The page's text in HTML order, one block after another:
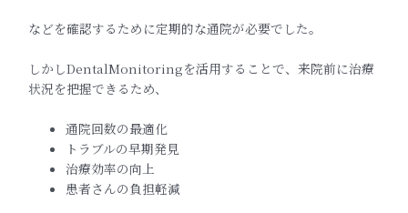
などを確認するために定期的な通院が必要でした。
しかしDentalMonitoringを活用することで、来院前に治療
状況を把握できるため、
通院回数の最適化
トラブルの早期発見
治療効率の向上
患者さんの負担軽減